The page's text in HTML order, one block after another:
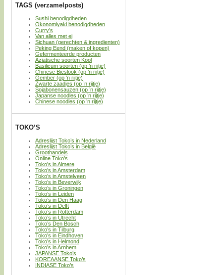
TAGS (verzamelposts)
Sushi benodigdheden
Okonomiyaki benodigdheden
Curry’s
Van alles met ei
Sichuan (gerechten & ingredienten)
Peking Eend (maken of kopen)
Gefermenteerde producten
Aziatische soorten Kool
Basilicum soorten (op ’n rijtje)
Chinese Bieslook (op ’n rijtje)
Gember (op ’n rijtje)
Zwarte zaadjes (op ’n rijtje)
Sojabonensauzen (op ’n rijtje)
Japanse noodles (op ’n rijtje)
Chinese noodles (op ’n rijtje)
TOKO’S
Adreslijst Toko’s in Nederland
Adreslijst Toko’s in België
Groothandels
Online Toko’s
Toko’s in Almere
Toko’s in Amsterdam
Toko’s in Amstelveen
Toko’s in Beverwijk
Toko’s in Groningen
Toko’s in Leiden
Toko’s in Den Haag
Toko’s in Delft
Toko’s in Rotterdam
Toko’s in Utrecht
Toko’s Den Bosch
Toko’s in Tilburg
Toko’s in Eindhoven
Toko’s in Helmond
Toko’s in Arnhem
JAPANSE Toko’s
KOREAANSE Toko’s
INDIASE Toko’s